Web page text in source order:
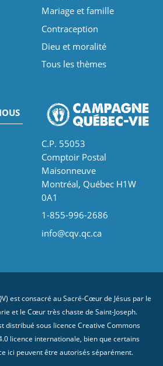
Mariage et famille
Contraception
Dieu et moralité
Tous les thèmes
C.P. 55053
Comptoir Postal
Maisonneuve
Montréal, Québec H1W
0A1
1-855-996-2686
info@cqv.qc.ca
est consacré au Sacré-Cœur de Jésus par le
et le Cœur très chaste de Saint-Joseph.
distribué sous licence Creative Commons
licence internationale , bien que certains
ici peuvent être autorisés séparément.